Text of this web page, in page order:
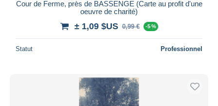
Cour de Ferme, près de BASSENGE (Carte au profit d'une
oeuvre de charité)
± 1,09 $US 0,99 € -5 %
Statut Professionnel